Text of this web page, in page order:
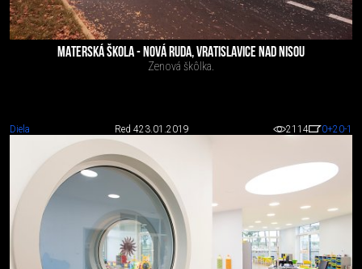
MATERSKÁ ŠKOLA - NOVÁ RUDA, VRATISLAVICE NAD NISOU
Zenová škôlka.
Diela Red 423.01.2019 2114 0+20-1